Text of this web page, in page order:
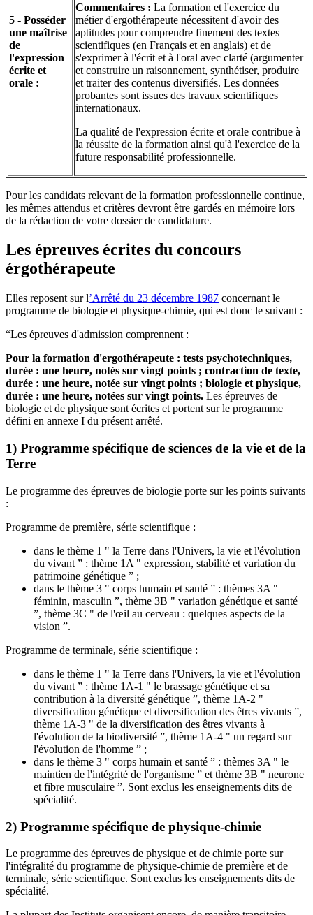
5 - Posséder
une maîtrise
de
l'expression
écrite et
orale :
Commentaires : La formation et l'exercice du
métier d'ergothérapeute nécessitent d'avoir des
aptitudes pour comprendre finement des textes
scientifiques (en Français et en anglais) et de
s'exprimer à l'écrit et à l'oral avec clarté (argumenter
et construire un raisonnement, synthétiser, produire
et traiter des contenus diversifiés. Les données
probantes sont issues des travaux scientifiques
internationaux.
La qualité de l'expression écrite et orale contribue à
la réussite de la formation ainsi qu'à l'exercice de la
future responsabilité professionnelle.
Pour les candidats relevant de la formation professionnelle continue,
les mêmes attendus et critères devront être gardés en mémoire lors
de la rédaction de votre dossier de candidature.
Les épreuves écrites du concours
érgothérapeute
Elles reposent sur l’Arrêté du 23 décembre 1987 concernant le
programme de biologie et physique-chimie, qui est donc le suivant :
“Les épreuves d'admission comprennent :
Pour la formation d'ergothérapeute : tests psychotechniques,
durée : une heure, notés sur vingt points ; contraction de texte,
durée : une heure, notée sur vingt points ; biologie et physique,
durée : une heure, notées sur vingt points. Les épreuves de
biologie et de physique sont écrites et portent sur le programme
défini en annexe I du présent arrêté.
1) Programme spécifique de sciences de la vie et de la
Terre
Le programme des épreuves de biologie porte sur les points suivants
:
Programme de première, série scientifique :
dans le thème 1 " la Terre dans l'Univers, la vie et l'évolution
du vivant ” : thème 1A " expression, stabilité et variation du
patrimoine génétique ” ;
dans le thème 3 " corps humain et santé ” : thèmes 3A "
féminin, masculin ”, thème 3B " variation génétique et santé
”, thème 3C " de l'œil au cerveau : quelques aspects de la
vision ”.
Programme de terminale, série scientifique :
dans le thème 1 " la Terre dans l'Univers, la vie et l'évolution
du vivant ” : thème 1A-1 " le brassage génétique et sa
contribution à la diversité génétique ”, thème 1A-2 "
diversification génétique et diversification des êtres vivants ”,
thème 1A-3 " de la diversification des êtres vivants à
l'évolution de la biodiversité ”, thème 1A-4 " un regard sur
l'évolution de l'homme ” ;
dans le thème 3 " corps humain et santé ” : thèmes 3A " le
maintien de l'intégrité de l'organisme ” et thème 3B " neurone
et fibre musculaire ”. Sont exclus les enseignements dits de
spécialité.
2) Programme spécifique de physique-chimie
Le programme des épreuves de physique et de chimie porte sur
l'intégralité du programme de physique-chimie de première et de
terminale, série scientifique. Sont exclus les enseignements dits de
spécialité.